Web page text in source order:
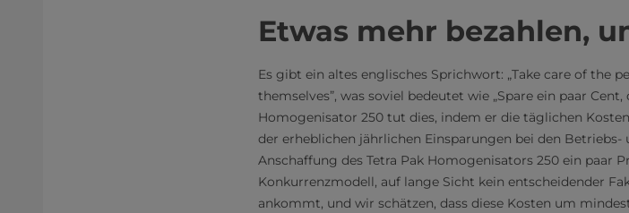
Etwas mehr bezahlen,
Es gibt ein altes englisches Sprichwort: „Take care of the
themselves”, was soviel bedeutet wie „Spare ein paar
Homogenisator 250 tut dies, indem er die täglichen
der erheblichen jährlichen Einsparungen bei den
Anschaffung des Tetra Pak Homogenisators 250 ein paar
Konkurrenzmodell, auf lange Sicht kein entscheidender
ankommt, und wir schätzen, dass diese Kosten um